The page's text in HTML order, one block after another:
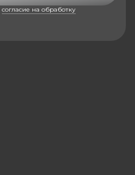
согласие на обработку